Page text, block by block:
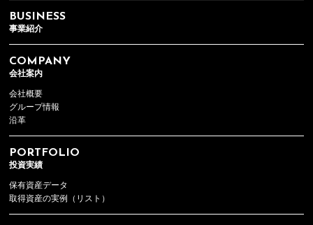
BUSINESS
事業紹介
COMPANY
会社案内
会社概要
グループ情報
沿革
PORTFOLIO
投資実績
保有資産データ
取得資産の実例（リスト）